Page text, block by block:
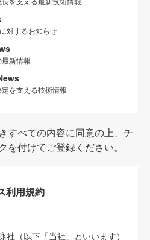
対するお知らせ
新情報
を支える技術情報
すべての内容に同意の上、チ
を付けてご登録ください。
利用規約
社（以下「当社」といいます）